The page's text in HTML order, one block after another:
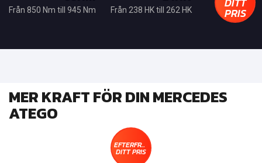
Från 850 Nm till 945 Nm Från 238 HK till 262 HK PRIS
MER KRAFT FÖR DIN MERCEDES
ATEGO
EFTERFRÅGA
DITT PRIS